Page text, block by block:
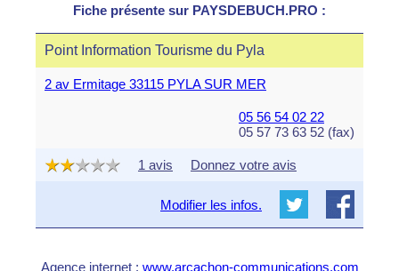
Fiche présente sur PAYSDEBUCH.PRO :
Point Information Tourisme du Pyla
2 av Ermitage 33115 PYLA SUR MER
05 56 54 02 22
05 57 73 63 52 (fax)
1 avis Donnez votre avis
Modifier les infos.
Agence internet : www.arcachon-communications.com